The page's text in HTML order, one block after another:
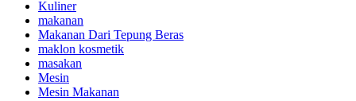
Kuliner
makanan
Makanan Dari Tepung Beras
maklon kosmetik
masakan
Mesin
Mesin Makanan